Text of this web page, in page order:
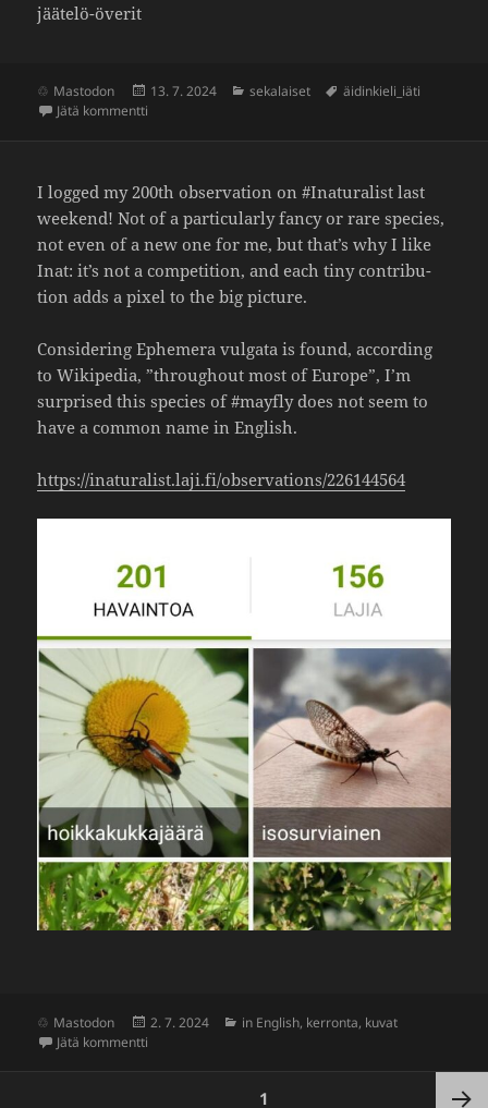
jäätelö-överit
Mastodon Julkaistu
13. 7. 2024 Kategoriat
sekalaiset Avainsanat
äidinkieli_iäti
Jätä kommentti
I logged my 200th obser­va­tion on #Inatu­ra­list last
weekend! Not of a particu­larly fancy or rare species,
not even of a new one for me, but that’s why I like
Inat: it’s not a compe­ti­tion, and each tiny cont­ri­bu­
tion adds a pixel to the big picture.
Consi­de­ring Ephe­mera vulgata is found, accor­ding
to Wiki­pedia, ”throug­hout most of Europe”, I’m
surprised this species of #mayfly does not seem to
have a common name in English.
https://​inatu​ra​list​.laji​.fi/​o​b​s​e​r​v​a​t​i​o​n​s​/​2​2​6​1​44564
Mastodon Julkaistu
2. 7. 2024 Kategoriat
in English, kerronta, kuvat
Jätä kommentti
1